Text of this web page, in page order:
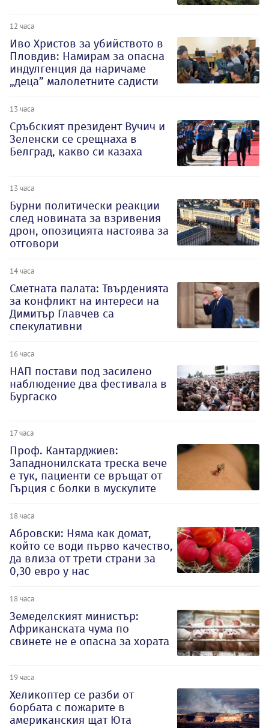
12 часа
Иво Христов за убийството в
Пловдив: Намирам за опасна
индулгенция да наричаме
„деца” малолетните садисти
13 часа
Сръбският президент Вучич и
Зеленски се срещнаха в
Белград, какво си казаха
13 часа
Бурни политически реакции
след новината за взривения
дрон, опозицията настоява за
отговори
14 часа
Сметната палата: Твърденията
за конфликт на интереси на
Димитър Главчев са
спекулативни
16 часа
НАП постави под засилено
наблюдение два фестивала в
Бургаско
17 часа
Проф. Кантарджиев:
Западнонилската треска вече
е тук, пациенти се връщат от
Гърция с болки в мускулите
18 часа
Абровски: Няма как домат,
който се води първо качество,
да влиза от трети страни за
0,30 евро у нас
18 часа
Земеделският министър:
Африканската чума по
свинете не е опасна за хората
19 часа
Хеликоптер се разби от
борбата с пожарите в
американския щат Юта